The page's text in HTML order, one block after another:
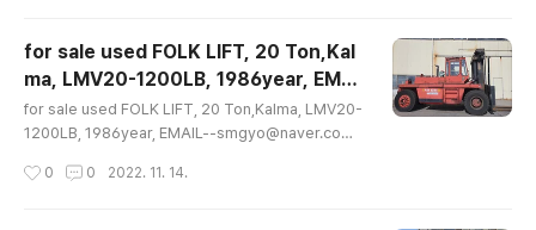
er.com, 중고지게차매매수출문의 16톤 자동발 D160S
두산 제작2006년식 상태좋음 문의 02-2677-5544 대
가중장비플랜트, for sale used Folk Lift, 16ton, Doo
san, D160S, 2006year, Autofoot, EMAIL--..
for sale used FOLK LIFT, 20 Ton,Kal
ma, LMV20-1200LB, 1986year, EMAI
L--smgyo@naver.com, 중고대형지게차
매매수출문의, 중고지게차10톤이상급매매수
출문의, 중고20톤지게차매매수출문의, 칼마,
for sale used FOLK LIFT, 20 Ton,Kalma, LMV20-
1200LB, 1986year, EMAIL--smgyo@naver.com,
수출문의, 중고20톤지게차매매수출문의, 칼마, 1986년
0 0 2022. 11. 14.